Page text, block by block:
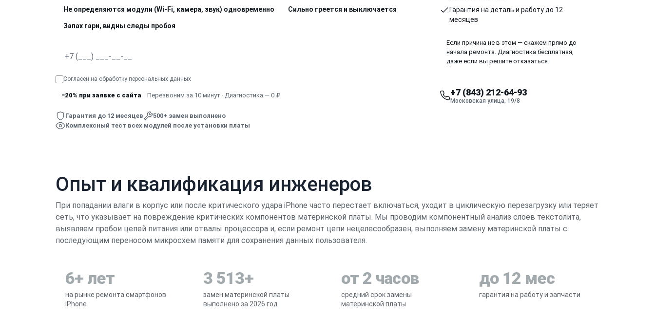
Не определяются модули (Wi-Fi, камера, звук) одновременно Сильно греется и выключается
Запах гари, видны следы пробоя
Согласен на обработку персональных данных
−20% при заявке с сайта Перезвоним за 10 минут · Диагностика — 0 ₽
Гарантия до 12 месяцев
500+ замен выполнено
Комплексный тест всех модулей после установки платы
Гарантия на деталь и работу до 12
месяцев
Если причина не в этом — скажем прямо до
начала ремонта. Диагностика бесплатная,
даже если вы решите отказаться.
+7 (843) 212-64-93
Московская улица, 19/8
Опыт и квалификация инженеров
При попадании влаги в корпус или после критического удара iPhone часто перестает включаться, уходит в циклическую перезагрузку или теряет
сеть, что указывает на повреждение критических компонентов материнской платы. Мы проводим компонентный анализ слоев текстолита,
выявляем пробои цепей питания или отвалы процессора и, если ремонт цепи нецелесообразен, выполняем замену материнской платы с
последующим переносом микросхем памяти для сохранения данных пользователя.
6+ лет
на рынке ремонта смартфонов
iPhone
3 513+
замен материнской платы
выполнено за 2026 год
от 2 часов
средний срок замены
материнской платы
до 12 мес
гарантия на работу и запчасти